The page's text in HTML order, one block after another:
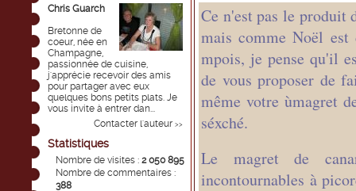
Chris Guarch
Bretonne de
coeur, née en
Champagne,
passionnée de cuisine,
j'apprécie recevoir des amis
pour partager avec eux
quelques bons petits plats. Je
vous invite à entrer dan...
Contacter l'auteur >>
Statistiques
Nombre de visites : 2 050 895
Nombre de commentaires :
388
Ce n'est pas le produit
mais comme Noël est
mpois, je pense qu'il
de vous proposer de
même votre ùmagret
séxché.
Le magret de
incontournables à